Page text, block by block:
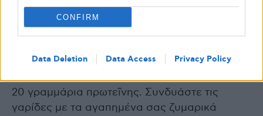
CONFIRM
Data Deletion Data Access Privacy Policy
Αν σας αρέσουν τα θαλασσινά, πάρτε μια-δυο
σακούλες κατεψυγμένες γαρίδες στην
ξεπαγώνουν γρήγορα και είναι γεμάτες με
20 γραμμάρια πρωτεΐνης. Συνδυάστε τις
γαρίδες με τα αγαπημένα σας ζυμαρικά